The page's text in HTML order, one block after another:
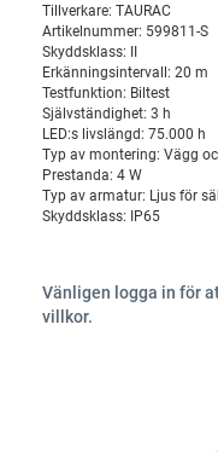
Tillverkare: TAURAC
Artikelnummer: 599811-S
Skyddsklass:
Erkänningsintervall: 20 m
Testfunktion: Biltest
Självständighet: 3 h
LED:s livslängd: 75.000 h
Typ av montering: Vägg
Prestanda: 4 W
Typ av armatur: Ljus för
Skyddsklass:
IP65
Vänligen logga in för
villkor.